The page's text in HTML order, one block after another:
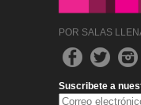
POR SALAS
Suscribete a